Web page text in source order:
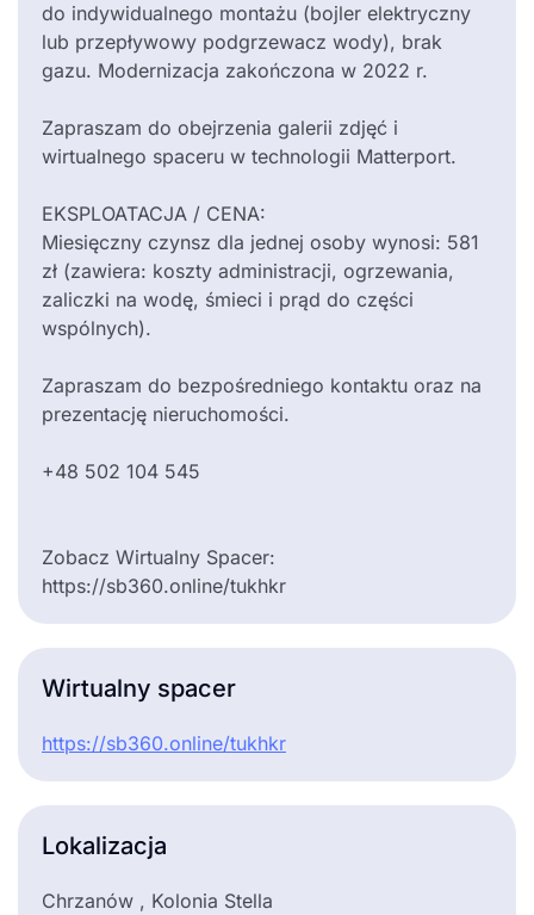
do indywidualnego montażu (bojler elektryczny
lub przepływowy podgrzewacz wody), brak
gazu. Modernizacja zakończona w 2022 r.
Zapraszam do obejrzenia galerii zdjęć i
wirtualnego spaceru w technologii Matterport.
EKSPLOATACJA / CENA:
Miesięczny czynsz dla jednej osoby wynosi: 581
zł (zawiera: koszty administracji, ogrzewania,
zaliczki na wodę, śmieci i prąd do części
wspólnych).
Zapraszam do bezpośredniego kontaktu oraz na
prezentację nieruchomości.
+48 502 104 545
Zobacz Wirtualny Spacer:
https://sb360.online/tukhkr
Wirtualny spacer
https://sb360.online/tukhkr
Lokalizacja
Chrzanów , Kolonia Stella